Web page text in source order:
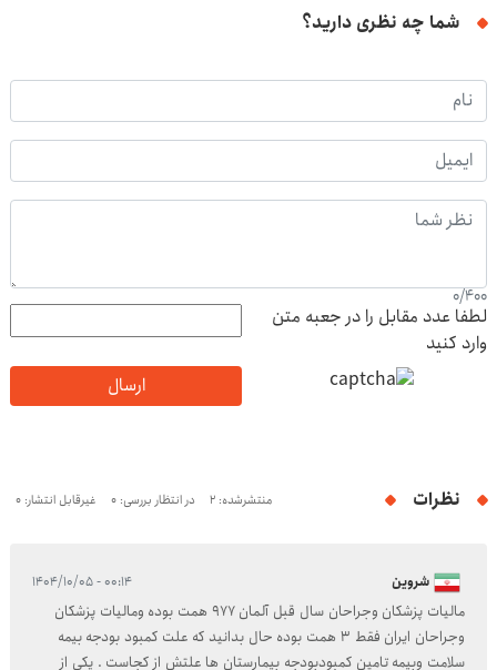
شما چه نظری دارید؟
0/400
لطفا عدد مقابل را در جعبه متن
وارد کنید
ارسال
نظرات منتشرشده: 2 در انتظار بررسی: 0 غیرقابل انتشار: 0
شروین ۰۰:۱۴ - ۱۴۰۴/۱۰/۰۵
مالیات پزشکان وجراحان سال قبل آلمان ۹۷۷ همت بوده ومالیات پزشکان
وجراحان ایران فقط ۳ همت بوده حال بدانید که علت کمبود بودجه بیمه
سلامت وبیمه تامین کمبودبودجه بیمارستان ها علتش از کجاست . یکی از